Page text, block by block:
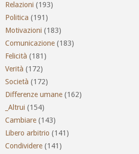
Relazioni (193)
Politica (191)
Motivazioni (183)
Comunicazione (183)
Felicità (181)
Verità (172)
Società (172)
Differenze umane (162)
_Altrui (154)
Cambiare (143)
Libero arbitrio (141)
Condividere (141)